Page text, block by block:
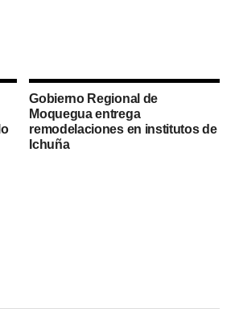
Gobierno Regional de
Moquegua entrega
remodelaciones en institutos de
Ichuña